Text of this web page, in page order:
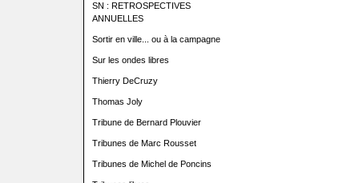
SN : RETROSPECTIVES
ANNUELLES
Sortir en ville... ou à la campagne
Sur les ondes libres
Thierry DeCruzy
Thomas Joly
Tribune de Bernard Plouvier
Tribunes de Marc Rousset
Tribunes de Michel de Poncins